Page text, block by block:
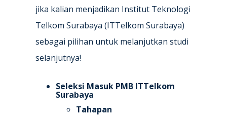
jika kalian menjadikan Institut Teknologi
Telkom Surabaya (ITTelkom Surabaya)
sebagai pilihan untuk melanjutkan studi
selanjutnya!
Seleksi Masuk PMB ITTelkom
Surabaya
Tahapan